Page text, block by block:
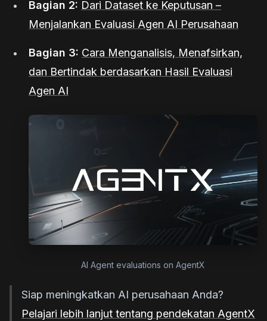
Bagian 2: Dari Dataset ke Keputusan –
Menjalankan Evaluasi Agen AI Perusahaan
Bagian 3: Cara Menganalisis, Menafsirkan,
dan Bertindak berdasarkan Hasil Evaluasi
Agen AI
AI Agent evaluations on AgentX
Siap meningkatkan AI perusahaan Anda?
Pelajari lebih lanjut tentang pendekatan AgentX